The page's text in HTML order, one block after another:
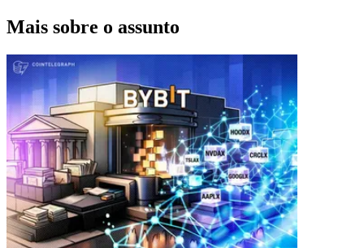
Mais sobre o assunto